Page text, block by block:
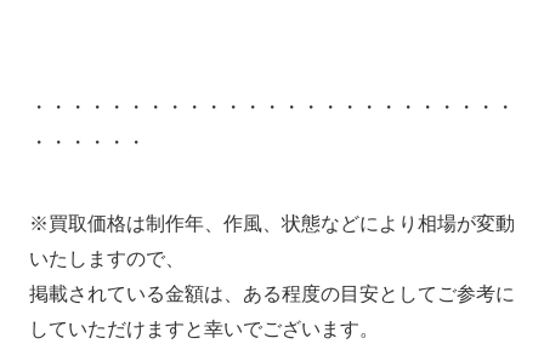
・・・・・・・・・・・・・・・・・・・・・・・・・
・・・・・・
※買取価格は制作年、作風、状態などにより相場が変動
いたしますので、
掲載されている金額は、ある程度の目安としてご参考に
していただけますと幸いでございます。